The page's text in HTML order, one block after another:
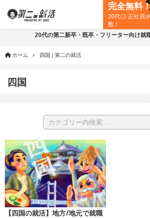
完全無料
20代◎ 正社員
数！
20代の第二新卒・既卒・フリーター向け就
ホーム 四国 | 第二の就活
四国
【四国の就活】地方/地元で就職